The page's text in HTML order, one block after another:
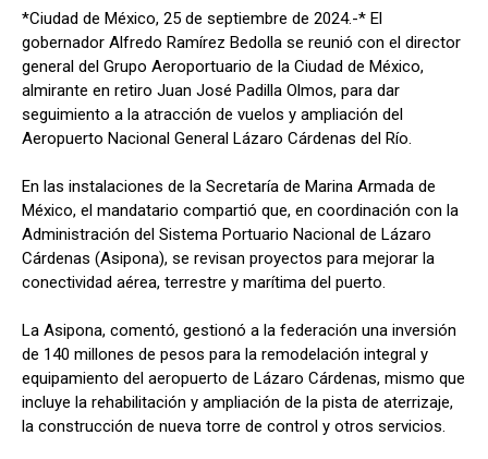
*Ciudad de México, 25 de septiembre de 2024.-* El
gobernador Alfredo Ramírez Bedolla se reunió con el director
general del Grupo Aeroportuario de la Ciudad de México,
almirante en retiro Juan José Padilla Olmos, para dar
seguimiento a la atracción de vuelos y ampliación del
Aeropuerto Nacional General Lázaro Cárdenas del Río.
En las instalaciones de la Secretaría de Marina Armada de
México, el mandatario compartió que, en coordinación con la
Administración del Sistema Portuario Nacional de Lázaro
Cárdenas (Asipona), se revisan proyectos para mejorar la
conectividad aérea, terrestre y marítima del puerto.
La Asipona, comentó, gestionó a la federación una inversión
de 140 millones de pesos para la remodelación integral y
equipamiento del aeropuerto de Lázaro Cárdenas, mismo que
incluye la rehabilitación y ampliación de la pista de aterrizaje,
la construcción de nueva torre de control y otros servicios.